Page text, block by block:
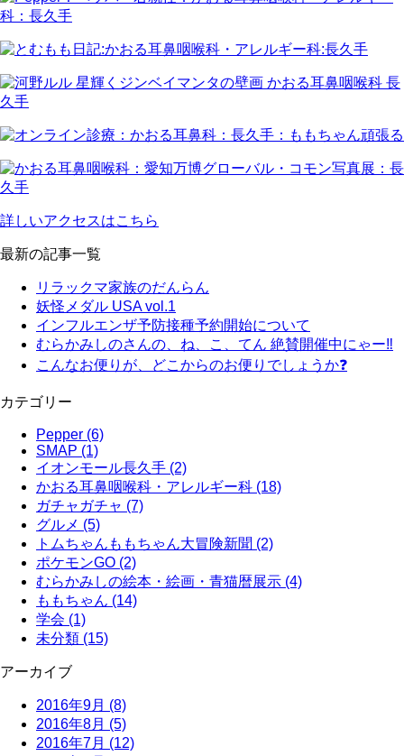
詳しいアクセスはこちら
最新の記事一覧
リラックマ家族のだんらん
妖怪メダル USA vol.1
インフルエンザ予防接種予約開始について
むらかみしのさんの、ね、こ、てん 絶賛開催中にゃー‼️
こんなお便りが、どこからのお便りでしょうか❓
カテゴリー
Pepper (6)
SMAP (1)
イオンモール長久手 (2)
かおる耳鼻咽喉科・アレルギー科 (18)
ガチャガチャ (7)
グルメ (5)
トムちゃんももちゃん大冒険新聞 (2)
ポケモンGO (2)
むらかみしの絵本・絵画・青猫暦展示 (4)
ももちゃん (14)
学会 (1)
未分類 (15)
アーカイブ
2016年9月 (8)
2016年8月 (5)
2016年7月 (12)